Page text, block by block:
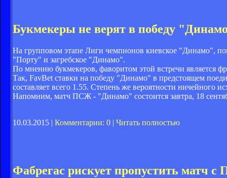
Букмекеры не верят в победу
На групповом этапе Лиги чемпионов киевское "Динамо",
"Порту" и загребское "Динамо".
По мнению букмекеров, фаворитом этой встречи является
Так, FavBet ставки на победу "Динамо" в предстоящем
составляет всего 1.55. Степень же вероятности ничейного
Напомним, матч ПСЖ - "Динамо" состоится завтра, 18
10.03.2015 | Комментарии: 0 | Читать полностью
Фабрегас рискует пропустить матч